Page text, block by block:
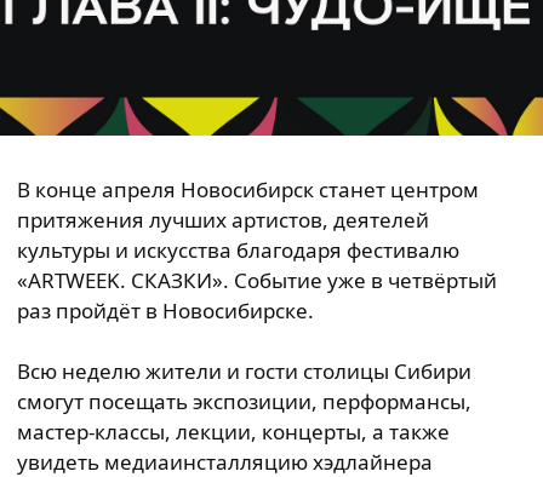
В конце апреля Новосибирск станет центром
притяжения лучших артистов, деятелей
культуры и искусства благодаря фестивалю
«ARTWEEK. СКАЗКИ». Событие уже в четвёртый
раз пройдёт в Новосибирске.
Всю неделю жители и гости столицы Сибири
смогут посещать экспозиции, перформансы,
мастер-классы, лекции, концерты, а также
увидеть медиаинсталляцию хэдлайнера